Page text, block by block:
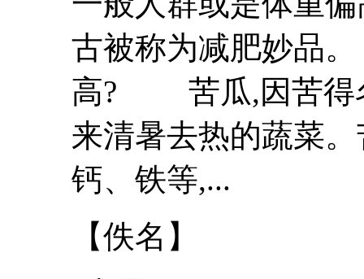
古被称为减肥妙
高? 苦瓜,因苦得
来清暑去热的蔬菜
钙、铁等,...
【佚名】